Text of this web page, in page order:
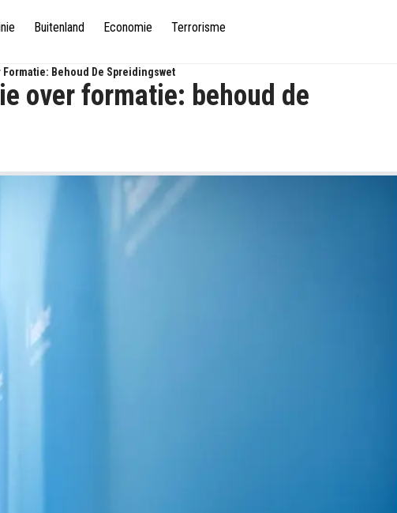
Buitenland Economie Terrorisme
Behoud De Spreidingswet
over formatie: behoud de